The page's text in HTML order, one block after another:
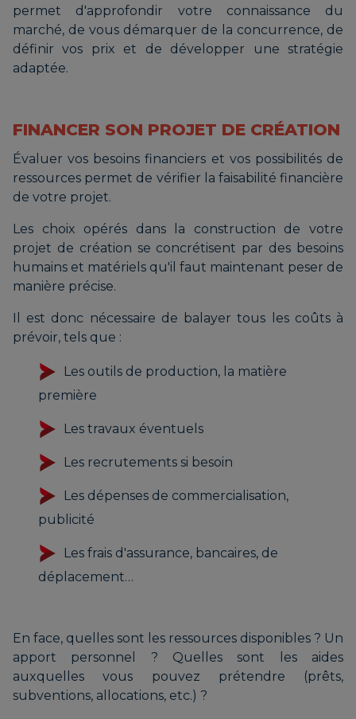
permet d'approfondir votre connaissance du
marché, de vous démarquer de la concurrence, de
définir vos prix et de développer une stratégie
adaptée.
FINANCER SON PROJET DE CRÉATION
Évaluer vos besoins financiers et vos possibilités de
ressources permet de vérifier la faisabilité financière
de votre projet.
Les choix opérés dans la construction de votre
projet de création se concrétisent par des besoins
humains et matériels qu'il faut maintenant peser de
manière précise.
Il est donc nécessaire de balayer tous les coûts à
prévoir, tels que :
Les outils de production, la matière
première
Les travaux éventuels
Les recrutements si besoin
Les dépenses de commercialisation,
publicité
Les frais d'assurance, bancaires, de
déplacement…
En face, quelles sont les ressources disponibles ? Un
apport personnel ? Quelles sont les aides
auxquelles vous pouvez prétendre (prêts,
subventions, allocations, etc.) ?